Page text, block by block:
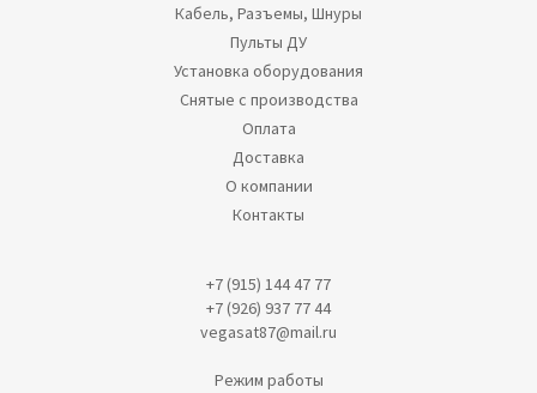
Кабель, Разъемы, Шнуры
Пульты ДУ
Установка оборудования
Снятые с производства
Оплата
Доставка
О компании
Контакты
+7 (915) 144 47 77
+7 (926) 937 77 44
vegasat87@mail.ru
Режим работы